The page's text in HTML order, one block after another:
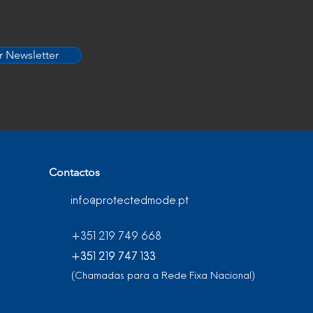
Newsletter
Contactos
info@protectedmode.pt
+351 219 749 668
+351 219 747 133
+351 219 747 133
(Chamadas para a Rede Fixa Nacional)